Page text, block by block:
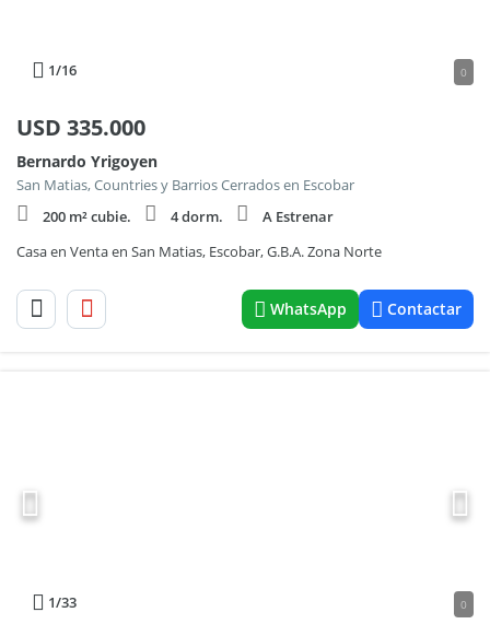
1/16 0
USD 335.000
Bernardo Yrigoyen
San Matias, Countries y Barrios Cerrados en Escobar
200 m² cubie.
4 dorm.
A Estrenar
Casa en Venta en San Matias, Escobar, G.B.A. Zona Norte
WhatsApp Contactar
1/33 0